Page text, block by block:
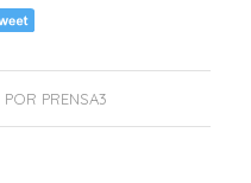
POR PRENSA3